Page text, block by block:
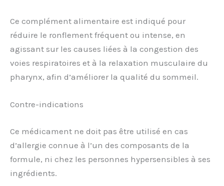
Ce complément alimentaire est indiqué pour
réduire le ronflement fréquent ou intense, en
agissant sur les causes liées à la congestion des
voies respiratoires et à la relaxation musculaire du
pharynx, afin d’améliorer la qualité du sommeil.
Contre-indications
Ce médicament ne doit pas être utilisé en cas
d’allergie connue à l’un des composants de la
formule, ni chez les personnes hypersensibles à ses
ingrédients.